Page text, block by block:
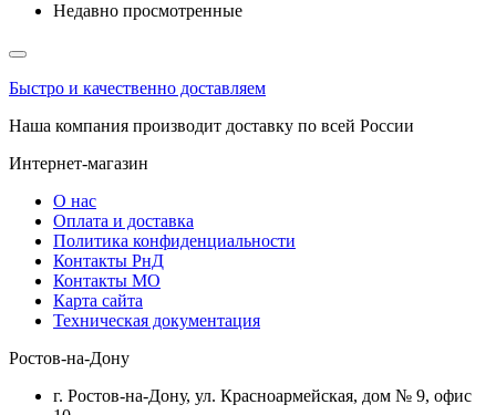
Недавно просмотренные
Быстро и качественно доставляем
Наша компания производит доставку по всей России
Интернет-магазин
О нас
Оплата и доставка
Политика конфиденциальности
Контакты РнД
Контакты МО
Карта сайта
Техническая документация
Ростов-на-Дону
г. Ростов-на-Дону, ул. Красноармейская, дом № 9, офис